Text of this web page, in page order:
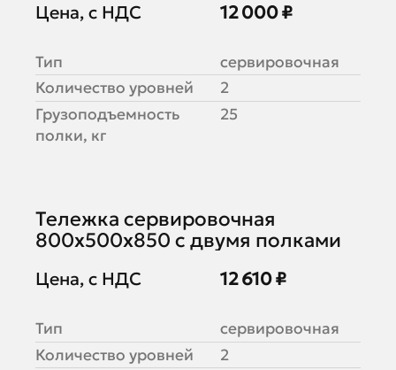
Цена, с НДС 12 000 ₽
Тип
сервировочная
Количество уровней
2
Грузоподъемность
полки, кг
25
Тележка сервировочная
800х500х850 с двумя полками
Цена, с НДС 12 610 ₽
Тип
сервировочная
Количество уровней
2